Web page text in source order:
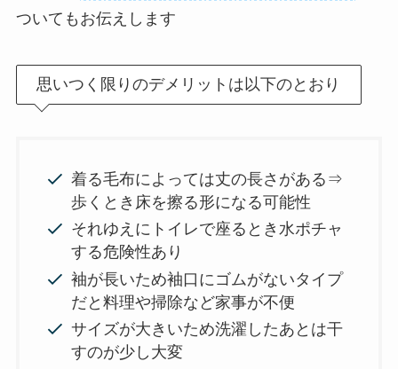
ついてもお伝えします
思いつく限りのデメリットは以下のとおり
着る毛布によっては丈の長さがある⇒
歩くとき床を擦る形になる可能性
それゆえにトイレで座るとき水ポチャ
する危険性あり
袖が長いため袖口にゴムがないタイプ
だと料理や掃除など家事が不便
サイズが大きいため洗濯したあとは干
すのが少し大変